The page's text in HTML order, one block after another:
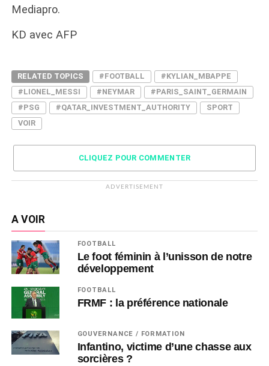
Mediapro.
KD avec AFP
RELATED TOPICS #FOOTBALL
#KYLIAN_MBAPPE
#LIONEL_MESSI
#NEYMAR
#PARIS_SAINT_GERMAIN
#PSG
#QATAR_INVESTMENT_AUTHORITY
SPORT
VOIR
CLIQUEZ POUR COMMENTER
ADVERTISEMENT
A VOIR
FOOTBALL
Le foot féminin à l’unisson de notre
développement
FOOTBALL
FRMF : la préférence nationale
GOUVERNANCE / FORMATION
Infantino, victime d’une chasse aux
sorcières ?